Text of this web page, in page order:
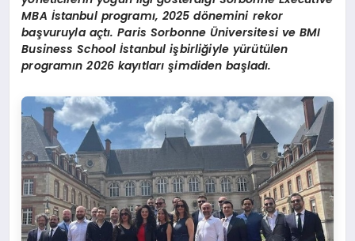
MBA İstanbul programı, 2025 dönemini rekor
başvuruyla açtı. Paris SorbonneÜniversitesi ve BMI
Business School İstanbul işbirliğiyle yürütülen
programın 2026 kayıtları şimdiden başladı.